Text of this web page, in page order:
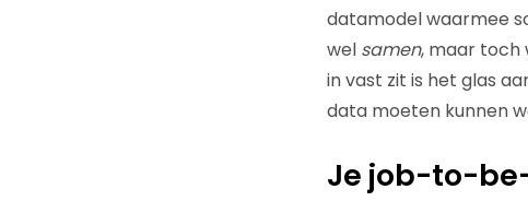
datamodel waarmee
wel samen, maar toch
in vast zit is het glas
data moeten kunnen
Je job-to-